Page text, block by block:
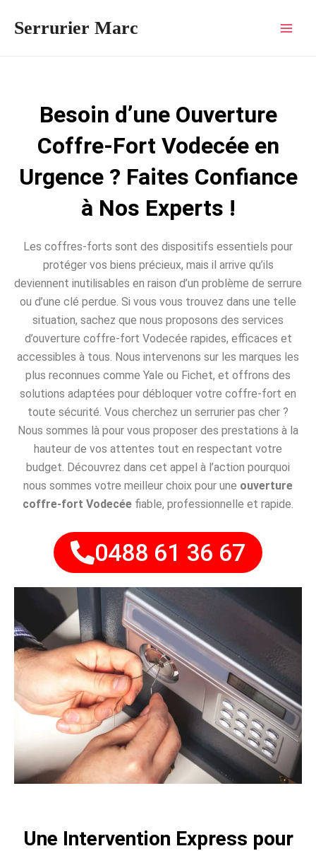
Serrurier Marc
Besoin d’une Ouverture
Coffre-Fort Vodecée en
Urgence ? Faites Confiance
à Nos Experts !
Les coffres-forts sont des dispositifs essentiels pour
protéger vos biens précieux, mais il arrive qu’ils
deviennent inutilisables en raison d’un problème de serrure
ou d’une clé perdue. Si vous vous trouvez dans une telle
situation, sachez que nous proposons des services
d’ouverture coffre-fort Vodecée rapides, efficaces et
accessibles à tous. Nous intervenons sur les marques les
plus reconnues comme Yale ou Fichet, et offrons des
solutions adaptées pour débloquer votre coffre-fort en
toute sécurité. Vous cherchez un serrurier pas cher ?
Nous sommes là pour vous proposer des prestations à la
hauteur de vos attentes tout en respectant votre
budget. Découvrez dans cet appel à l’action pourquoi
nous sommes votre meilleur choix pour une ouverture
coffre-fort Vodecée fiable, professionnelle et rapide.
0488 61 36 67
Une Intervention Express pour